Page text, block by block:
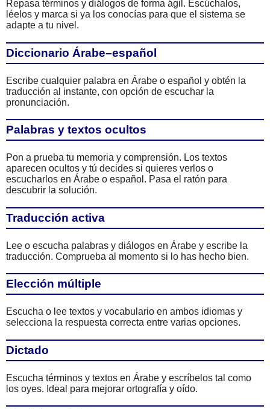
Repasa términos y diálogos de forma ágil. Escúchalos,
léelos y marca si ya los conocías para que el sistema se
adapte a tu nivel.
Diccionario Árabe–español
Escribe cualquier palabra en Árabe o español y obtén la
traducción al instante, con opción de escuchar la
pronunciación.
Palabras y textos ocultos
Pon a prueba tu memoria y comprensión. Los textos
aparecen ocultos y tú decides si quieres verlos o
escucharlos en Árabe o español. Pasa el ratón para
descubrir la solución.
Traducción activa
Lee o escucha palabras y diálogos en Árabe y escribe la
traducción. Comprueba al momento si lo has hecho bien.
Elección múltiple
Escucha o lee textos y vocabulario en ambos idiomas y
selecciona la respuesta correcta entre varias opciones.
Dictado
Escucha términos y textos en Árabe y escríbelos tal como
los oyes. Ideal para mejorar ortografía y oído.